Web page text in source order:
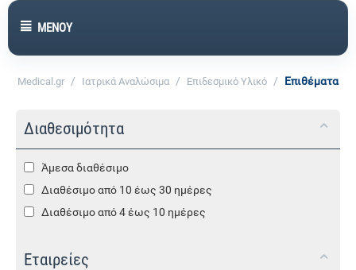
ΜΕΝΟΎ
Medical.gr / Ιατρικά Αναλώσιμα / Επιδεσμικό Υλικό / Επιθέματα
Διαθεσιμότητα
Άμεσα διαθέσιμο
Διαθέσιμο από 10 έως 30 ημέρες
Διαθέσιμο από 4 έως 10 ημέρες
Εταιρείες